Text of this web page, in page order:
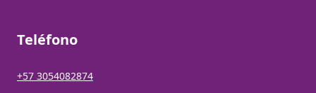
Teléfono
+57 3054082874